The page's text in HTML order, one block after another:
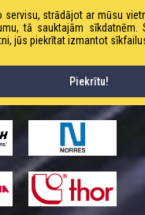
servisu, strādājot ar mūsu
tā sauktajām sīkdatnēm.
jūs piekrītat izmantot
Piekrītu!